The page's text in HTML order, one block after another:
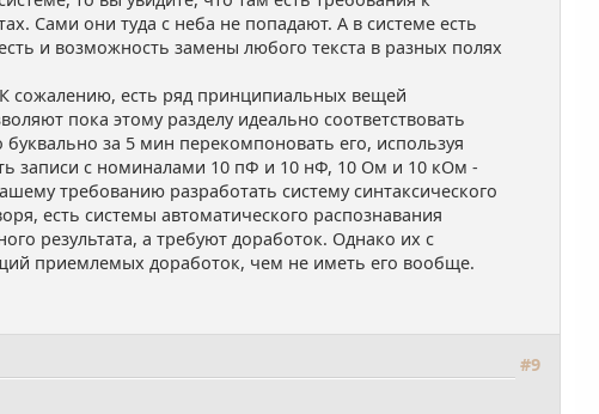
Сами они туда с неба не попадают. А в системе есть
и возможность замены любого текста в разных полях
сожалению, есть ряд принципиальных вещей
пока этому разделу идеально соответствовать
за 5 мин перекомпоновать его, используя
записи с номиналами 10 пФ и 10 нФ, 10 Ом и 10 кОм -
требованию разработать систему синтаксического
есть системы автоматического распознавания
результата, а требуют доработок. Однако их с
приемлемых доработок, чем не иметь его вообще.
#9